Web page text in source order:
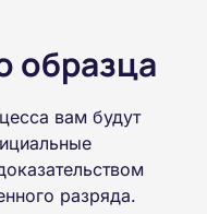
образца
вам будут
разряда.